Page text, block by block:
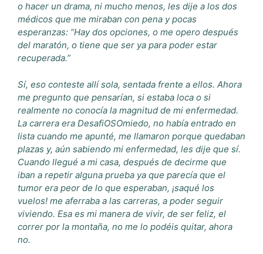
o hacer un drama, ni mucho menos, les dije a los dos
médicos que me miraban con pena y pocas
esperanzas: “Hay dos opciones, o me opero después
del maratón, o tiene que ser ya para poder estar
recuperada.”
Sí, eso conteste allí sola, sentada frente a ellos. Ahora
me pregunto que pensarían, si estaba loca o si
realmente no conocía la magnitud de mi enfermedad.
La carrera era DesafiOSOmiedo, no había entrado en
lista cuando me apunté, me llamaron porque quedaban
plazas y, aún sabiendo mi enfermedad, les dije que sí.
Cuando llegué a mi casa, después de decirme que
iban a repetir alguna prueba ya que parecía que el
tumor era peor de lo que esperaban, ¡saqué los
vuelos! me aferraba a las carreras, a poder seguir
viviendo. Esa es mi manera de vivir, de ser feliz, el
correr por la montaña, no me lo podéis quitar, ahora
no.